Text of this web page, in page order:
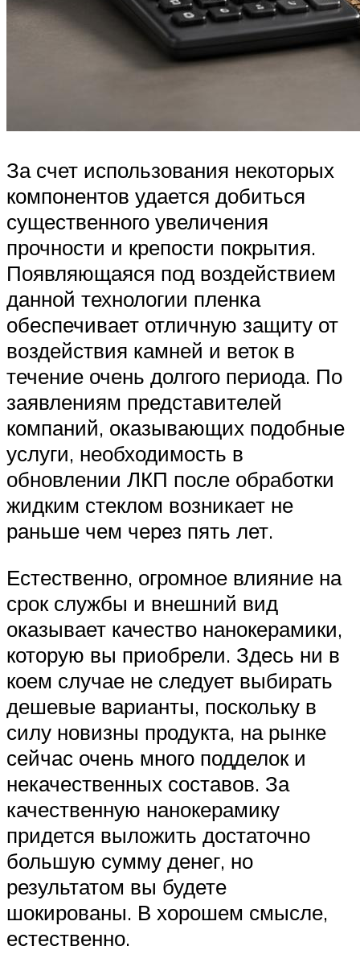
За счет использования некоторых
компонентов удается добиться
существенного увеличения
прочности и крепости покрытия.
Появляющаяся под воздействием
данной технологии пленка
обеспечивает отличную защиту от
воздействия камней и веток в
течение очень долгого периода. По
заявлениям представителей
компаний, оказывающих подобные
услуги, необходимость в
обновлении ЛКП после обработки
жидким стеклом возникает не
раньше чем через пять лет.
Естественно, огромное влияние на
срок службы и внешний вид
оказывает качество нанокерамики,
которую вы приобрели. Здесь ни в
коем случае не следует выбирать
дешевые варианты, поскольку в
силу новизны продукта, на рынке
сейчас очень много подделок и
некачественных составов. За
качественную нанокерамику
придется выложить достаточно
большую сумму денег, но
результатом вы будете
шокированы. В хорошем смысле,
естественно.